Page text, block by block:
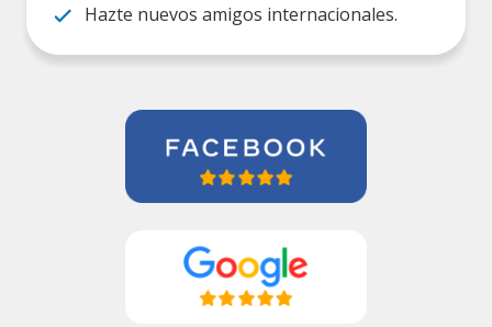
Hazte nuevos amigos internacionales.